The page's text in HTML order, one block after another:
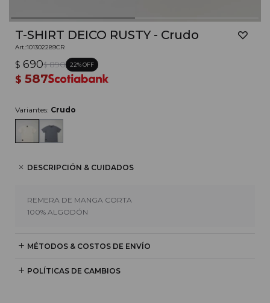
T-SHIRT DEICO RUSTY - Crudo
101302289CR
$ 690$ 890 22
$ 587
Variantes: Crudo
DESCRIPCIÓN & CUIDADOS
REMERA DE MANGA CORTA
100% ALGODÓN
MÉTODOS & COSTOS DE ENVÍO
POLÍTICAS DE CAMBIOS